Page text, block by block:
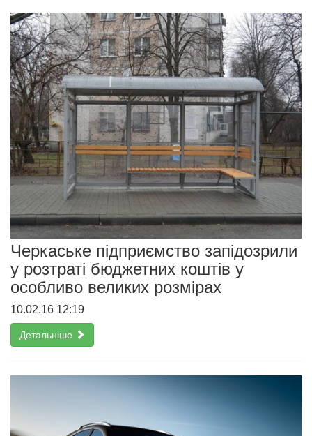
Черкаське підприємство запідозрили
у розтраті бюджетних коштів у
особливо великих розмірах
10.02.16 12:19
Детальніше